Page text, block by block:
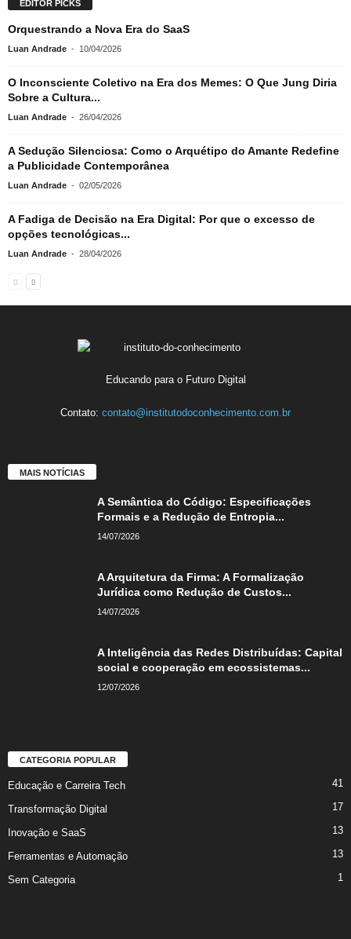
EDITOR PICKS
Orquestrando a Nova Era do SaaS
Luan Andrade - 10/04/2026
O Inconsciente Coletivo na Era dos Memes: O Que Jung Diria
Sobre a Cultura...
Luan Andrade - 26/04/2026
A Sedução Silenciosa: Como o Arquétipo do Amante Redefine
a Publicidade Contemporânea
Luan Andrade - 02/05/2026
A Fadiga de Decisão na Era Digital: Por que o excesso de
opções tecnológicas...
Luan Andrade - 28/04/2026
Educando para o Futuro Digital
Contato: contato@institutodoconhecimento.com.br
MAIS NOTÍCIAS
A Semântica do Código: Especificações
Formais e a Redução de Entropia...
14/07/2026
A Arquitetura da Firma: A Formalização
Jurídica como Redução de Custos...
14/07/2026
A Inteligência das Redes Distribuídas: Capital
social e cooperação em ecossistemas...
12/07/2026
CATEGORIA POPULAR
Educação e Carreira Tech 41
Transformação Digital 17
Inovação e SaaS 13
Ferramentas e Automação 13
Sem Categoria 1